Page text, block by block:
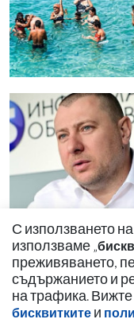
С използването
използваме „
преживяването,
съдържанието и
на трафика.
бисквитките и